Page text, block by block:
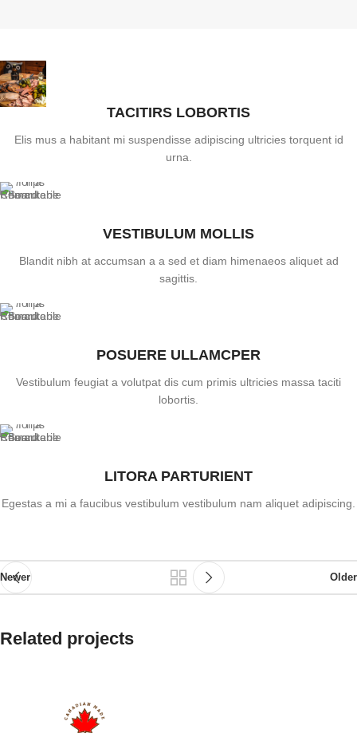
TACITIRS LOBORTIS
Elis mus a habitant mi suspendisse adipiscing ultricies torquent id
urna.
VESTIBULUM MOLLIS
Blandit nibh at accumsan a a sed et diam himenaeos aliquet ad
sagittis.
POSUERE ULLAMCPER
Vestibulum feugiat a volutpat dis cum primis ultricies massa taciti
lobortis.
LITORA PARTURIENT
Egestas a mi a faucibus vestibulum vestibulum nam aliquet adipiscing.
Newer Older
Related projects
Furniture
A lacus bibendum pulvinar